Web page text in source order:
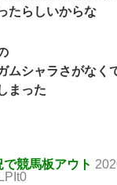
たらしいからな
ムシャラさがなく
まった
競馬板アウト